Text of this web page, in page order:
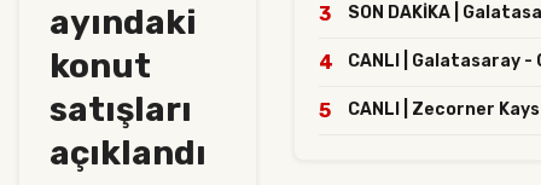
ayındaki
konut
satışları
açıklandı
3 SON DAKİKA |
4 CANLI | Galatasaray
5 CANLI | Zecorner